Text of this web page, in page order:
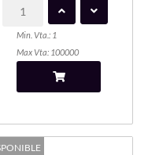
Min. Vta.: 1
Max Vta: 100000